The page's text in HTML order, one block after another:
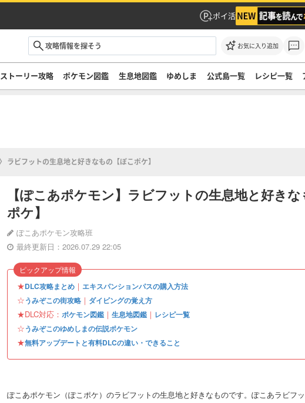
ポイ活
お気に入り追加
ストーリー攻略 ポケモン図鑑 生息地図鑑 ゆめしま 公式島一覧 レシピ一覧
ラビフットの生息地と好きなもの【ぽこポケ】
【ぽこあポケモン】ラビフットの生息地と好き
ポケ】
ぽこあポケモン攻略班
最終更新日：2026.07.29 22:05
★DLC攻略まとめ ｜ エキスパンションパスの購入方法
☆うみぞこの街攻略 ｜ ダイビングの覚え方
★DLC対応： ポケモン図鑑 ｜ 生息地図鑑 ｜ レシピ一覧
☆うみぞこのゆめしまの伝説ポケモン
★無料アップデートと有料DLCの違い・できること
ピックアップ情報
ぽこあポケモン（ぽこポケ）のラビフットの生息地と好きなものです。ぽこあラビフ